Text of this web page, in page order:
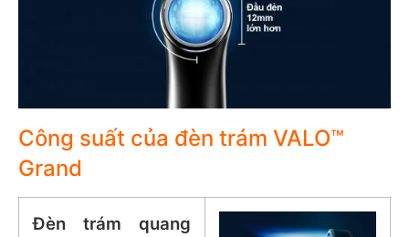
Công suất của đèn trám VALO™
Grand
Đèn trám quang